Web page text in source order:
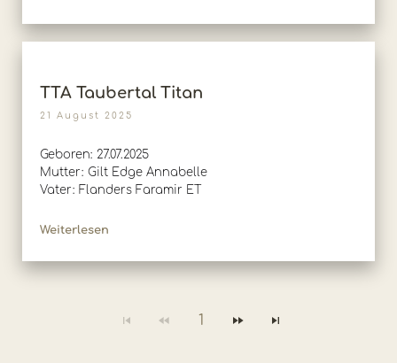
TTA Taubertal Titan
21 August 2025
Geboren: 27.07.2025
Mutter: Gilt Edge Annabelle
Vater: Flanders Faramir ET
Weiterlesen
1